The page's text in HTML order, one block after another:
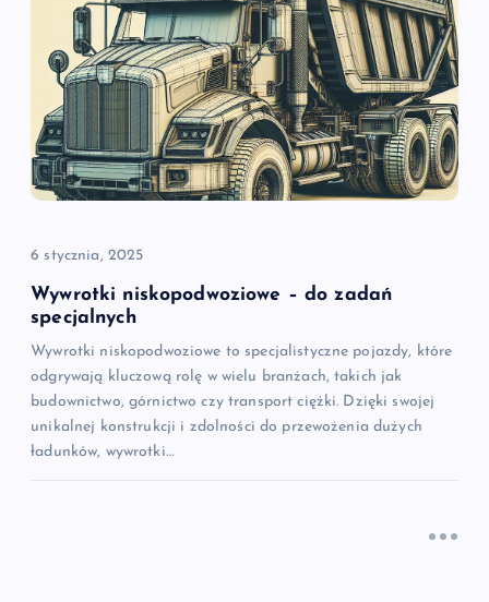
6 stycznia, 2025
Wywrotki niskopodwoziowe – do zadań
specjalnych
Wywrotki niskopodwoziowe to specjalistyczne pojazdy, które
odgrywają kluczową rolę w wielu branżach, takich jak
budownictwo, górnictwo czy transport ciężki. Dzięki swojej
unikalnej konstrukcji i zdolności do przewożenia dużych
ładunków, wywrotki…